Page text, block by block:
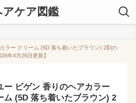
アケア図鑑
ラー クリーム (5D 落ち着いたブラウン) 2剤の
年4月26日更新】
ー ビゲン 香りのヘアカラー
ム (5D 落ち着いたブラウン) 2